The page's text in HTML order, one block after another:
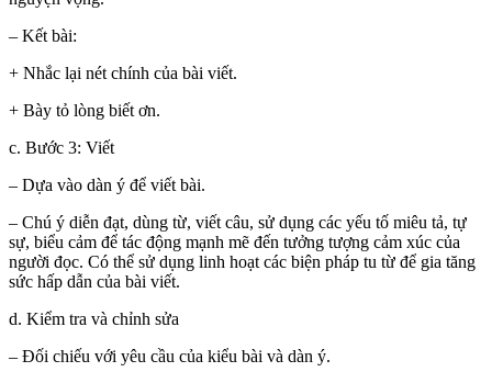
– Kết bài:
+ Nhắc lại nét chính của bài viết.
+ Bày tỏ lòng biết ơn.
c. Bước 3: Viết
– Dựa vào dàn ý để viết bài.
– Chú ý diễn đạt, dùng từ, viết câu, sử dụng các yếu tố miêu tả, tự
sự, biểu cảm để tác động mạnh mẽ đến tưởng tượng cảm xúc của
người đọc. Có thể sử dụng linh hoạt các biện pháp tu từ để gia tăng
sức hấp dẫn của bài viết.
d. Kiểm tra và chỉnh sửa
– Đối chiếu với yêu cầu của kiểu bài và dàn ý.